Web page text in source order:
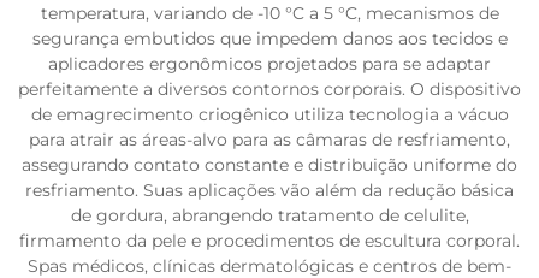
temperatura, variando de -10 °C a 5 °C, mecanismos de
segurança embutidos que impedem danos aos tecidos e
aplicadores ergonômicos projetados para se adaptar
perfeitamente a diversos contornos corporais. O dispositivo
de emagrecimento criogênico utiliza tecnologia a vácuo
para atrair as áreas-alvo para as câmaras de resfriamento,
assegurando contato constante e distribuição uniforme do
resfriamento. Suas aplicações vão além da redução básica
de gordura, abrangendo tratamento de celulite,
firmamento da pele e procedimentos de escultura corporal.
Spas médicos, clínicas dermatológicas e centros de bem-